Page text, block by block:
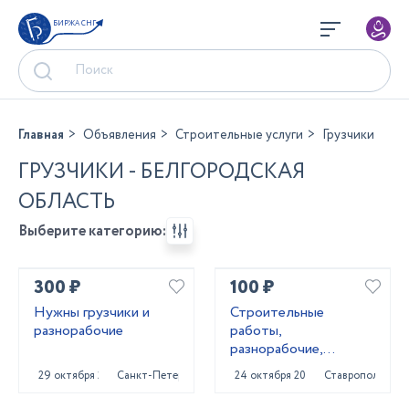
БИРЖА СНГ
Главная Объявления Строительные услуги Грузчики
ГРУЗЧИКИ - БЕЛГОРОДСКАЯ
ОБЛАСТЬ
Выберите категорию:
300 ₽
Нужны грузчики и
разнорабочие
29 октября 2023Санкт-Петербург
100 ₽
Строитeльныe
paботы,
разнорaбочиe,
рaбoчий нa чаc,
pабoчий нa пoлный
24 октября 2023 Ставрополь